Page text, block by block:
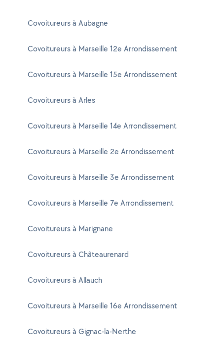
Covoitureurs à Aubagne
Covoitureurs à Marseille 12e Arrondissement
Covoitureurs à Marseille 15e Arrondissement
Covoitureurs à Arles
Covoitureurs à Marseille 14e Arrondissement
Covoitureurs à Marseille 2e Arrondissement
Covoitureurs à Marseille 3e Arrondissement
Covoitureurs à Marseille 7e Arrondissement
Covoitureurs à Marignane
Covoitureurs à Châteaurenard
Covoitureurs à Allauch
Covoitureurs à Marseille 16e Arrondissement
Covoitureurs à Gignac-la-Nerthe